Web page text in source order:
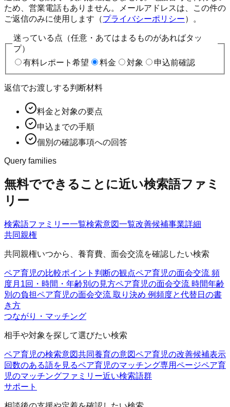
ため、営業電話もありません。メールアドレスは、この件の
ご返信のみに使用します（プライバシーポリシー）。
迷っている点（任意・あてはまるものがあればタッ
プ）
有料レポート希望
料金 対象 申込前確認
返信でお渡しする判断材料
料金と対象の要点
申込までの手順
個別の確認事項への回答
Query families
無料でできることに近い検索語ファミ
リー
検索語ファミリー一覧検索意図一覧改善候補事業詳細
共同親権
共同親権いつから、養育費、面会交流を確認したい検索
ペア育児の比較ポイント 判断の観点ペア育児の面会交流 頻
度月1回・時間・年齢別の見方ペア育児の面会交流 時間年齢
別の負担ペア育児の面会交流 取り決め 例頻度と代替日の書
き方
つながり・マッチング
相手や対象を探して選びたい検索
ペア育児の検索意図共同養育の意図ペア育児の改善候補表示
回数のある語を見るペア育児のマッチング専用ページペア育
児のマッチングファミリー近い検索語群
サポート